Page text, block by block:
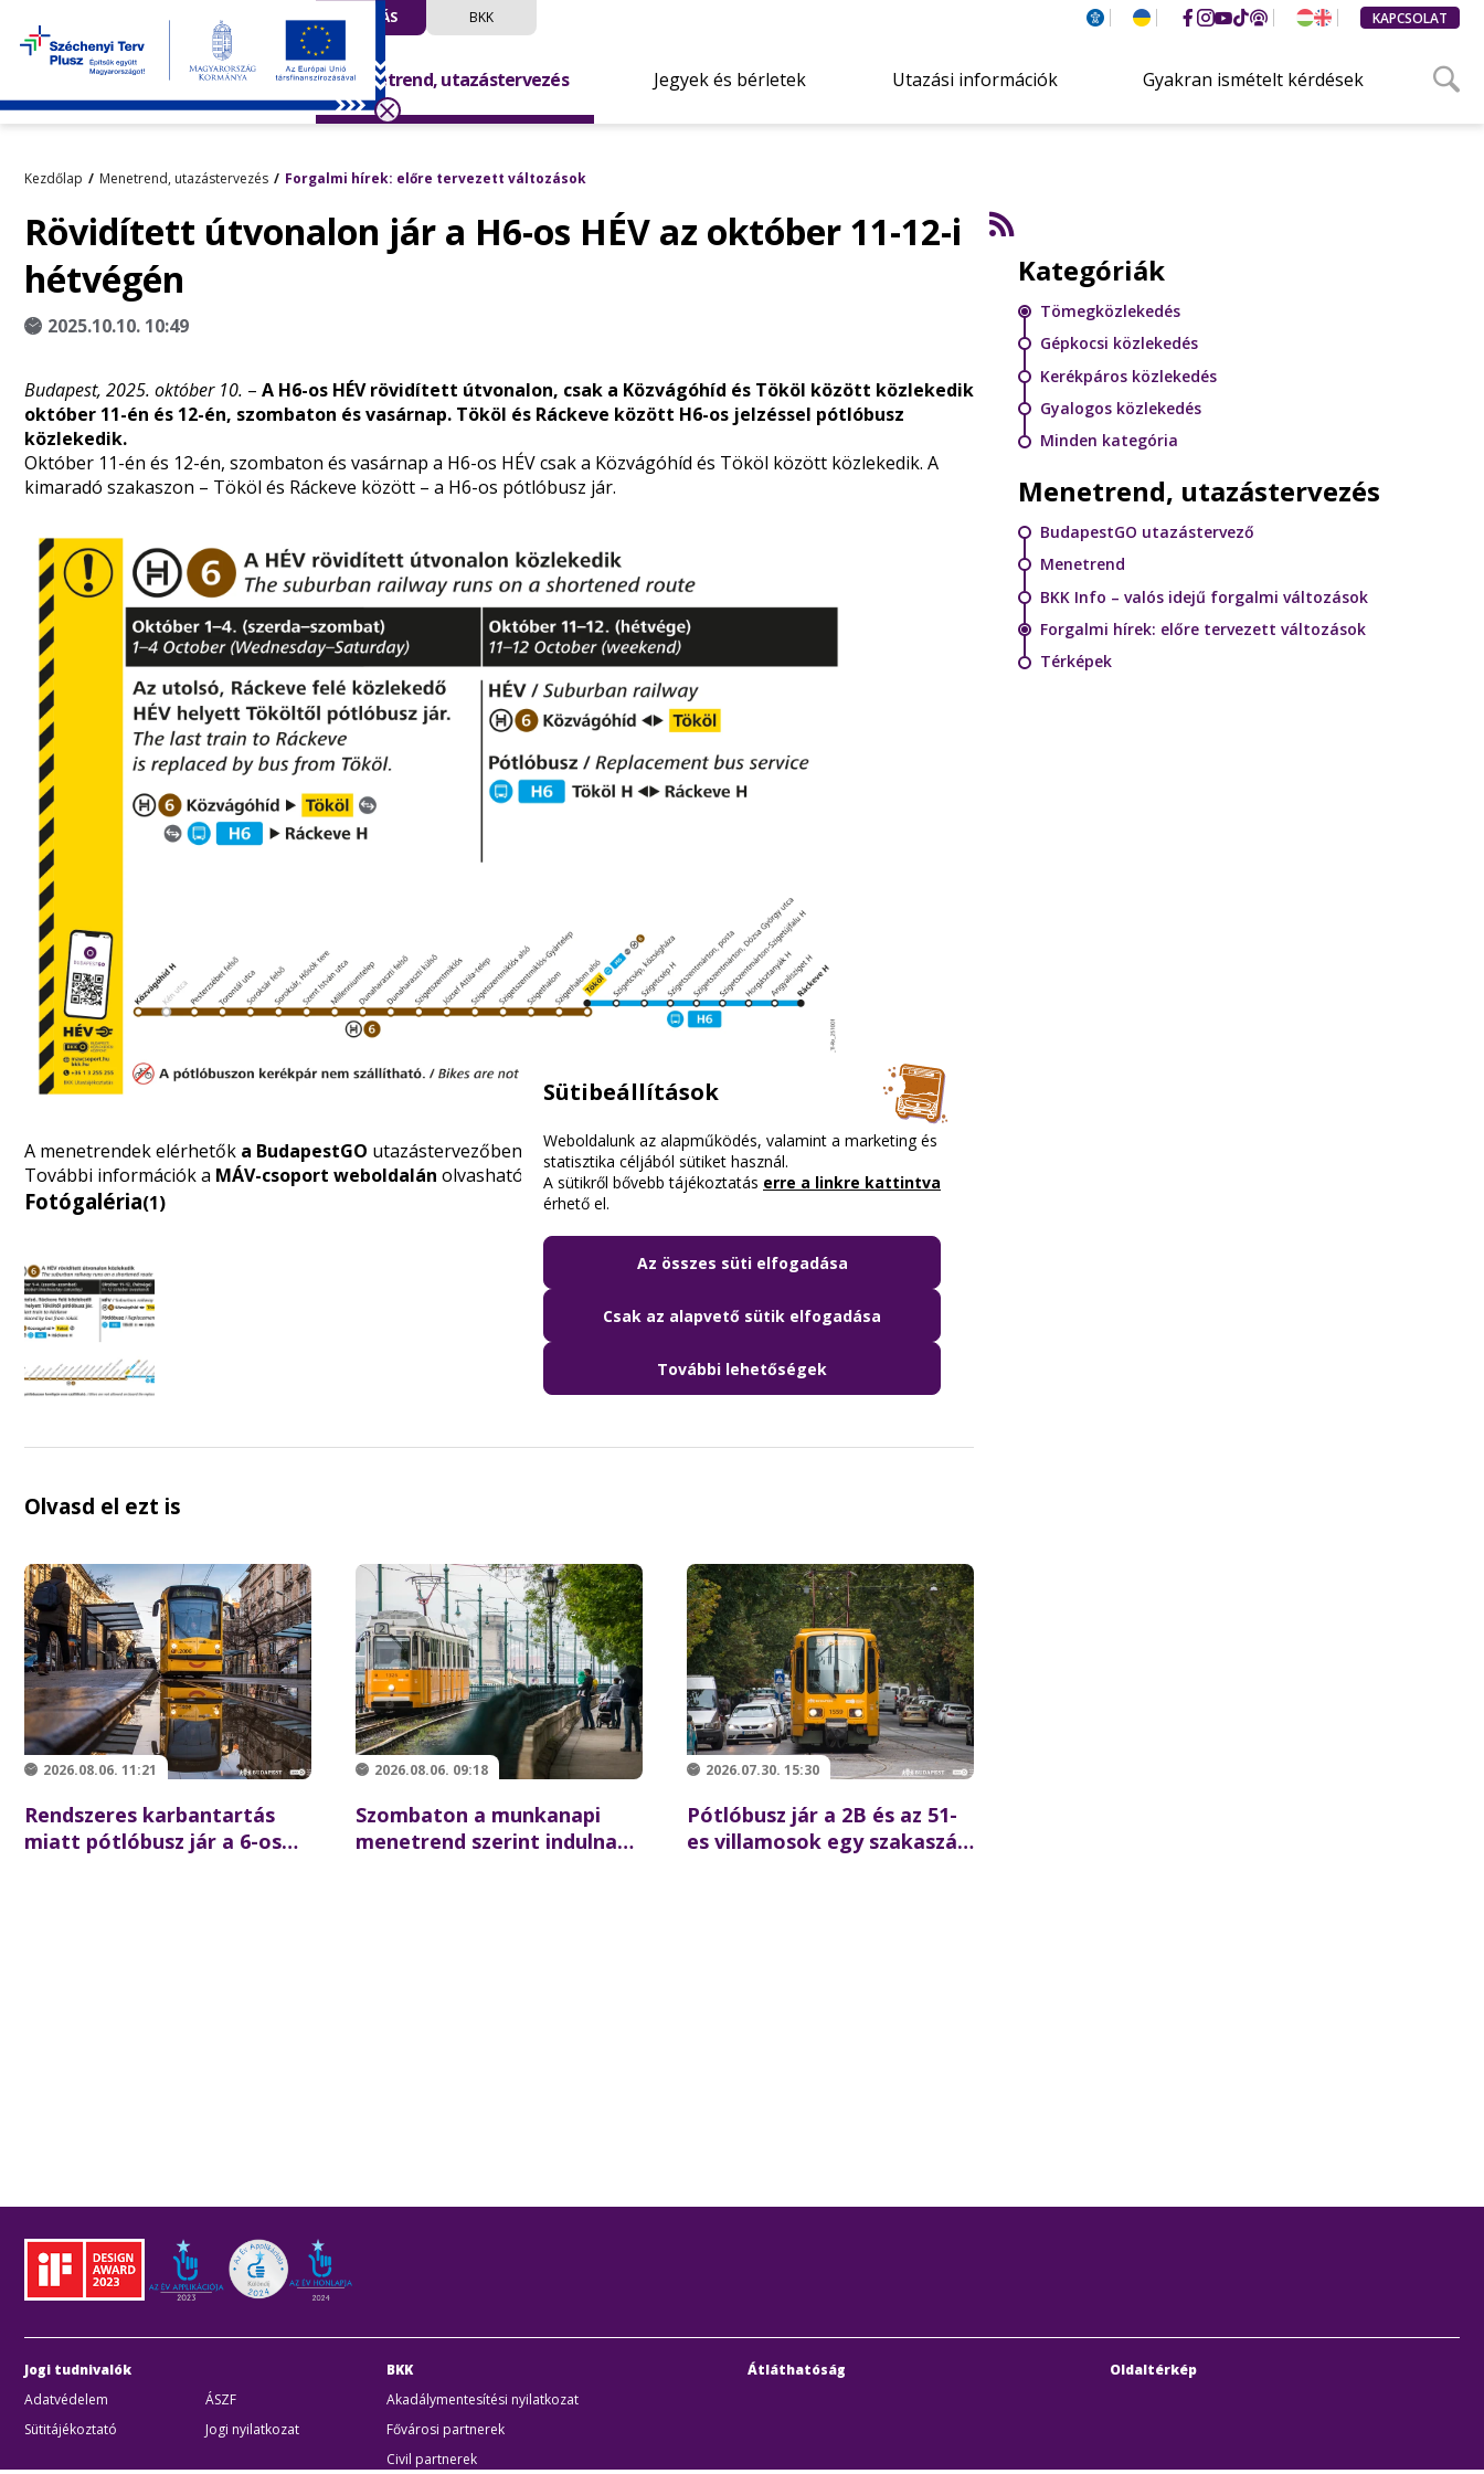
UTAZÁS BKK KAPCSOLAT
Menetrend, utazástervezés Jegyek és bérletek Utazási információk Gyakran ismételt kérdések
Kezdőlap Menetrend, utazástervezés Forgalmi hírek: előre tervezett változások
Rövidített útvonalon jár a H6-os HÉV az október 11-12-i
hétvégén
2025.10.10. 10:49
Budapest, 2025. október 10. – A H6-os HÉV rövidített útvonalon, csak a Közvágóhíd és Tököl között közlekedik
október 11-én és 12-én, szombaton és vasárnap. Tököl és Ráckeve között H6-os jelzéssel pótlóbusz
közlekedik.
Október 11-én és 12-én, szombaton és vasárnap a H6-os HÉV csak a Közvágóhíd és Tököl között közlekedik. A
kimaradó szakaszon – Tököl és Ráckeve között – a H6-os pótlóbusz jár.
A menetrendek elérhetők a BudapestGO utazástervezőben ésa bkk.hu/menetrendekweboldalon.
További információk a MÁV-csoport weboldalán olvashatók.
Fotógaléria(1)
Olvasd el ezt is
2026.08.06. 11:21
Rendszeres karbantartás
miatt pótlóbusz jár a 6-os
2026.08.06. 09:18
Szombaton a munkanapi
menetrend szerint indulnak
2026.07.30. 15:30
Pótlóbusz jár a 2B és az 51-
es villamosok egy szakaszán
Kategóriák
Tömegközlekedés
Gépkocsi közlekedés
Kerékpáros közlekedés
Gyalogos közlekedés
Minden kategória
Menetrend, utazástervezés
BudapestGO utazástervező
Menetrend
BKK Info – valós idejű forgalmi változások
Forgalmi hírek: előre tervezett változások
Térképek
Jogi tudnivalók
Adatvédelem
ÁSZF
Sütitájékoztató
Jogi nyilatkozat
BKK
Akadálymentesítési nyilatkozat
Fővárosi partnerek
Civil partnerek
Átláthatóság Oldaltérkép
Sütibeállítások
Weboldalunk az alapműködés, valamint a marketing és
statisztika céljából sütiket használ.
A sütikről bővebb tájékoztatás erre a linkre kattintva
érhető el.
Az összes süti elfogadása
Csak az alapvető sütik elfogadása
További lehetőségek